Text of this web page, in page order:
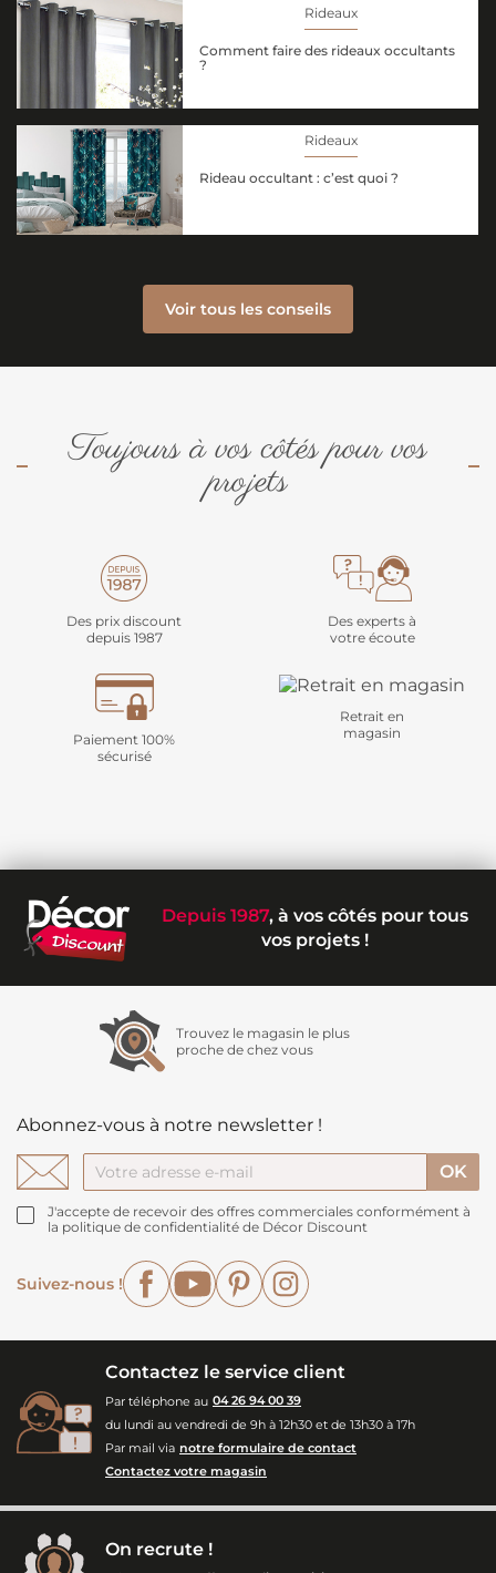
Rideaux
Comment faire des rideaux occultants
?
Rideaux
Rideau occultant : c’est quoi ?
Voir tous les conseils
Toujours à vos côtés pour vos
projets
Des prix discount
depuis 1987
Des experts à
votre écoute
Paiement 100%
sécurisé
Retrait en
magasin
Depuis 1987, à vos côtés pour tous
vos projets !
Trouvez le magasin le plus
proche de chez vous
Abonnez-vous à notre newsletter !
J'accepte de recevoir des offres commerciales conformément à
la politique de confidentialité de Décor Discount
Suivez-nous !
FacebookYouTubePinterest
Contactez le service client
Par téléphone au 04 26 94 00 39
du lundi au vendredi de 9h à 12h30 et de 13h30 à 17h
Par mail via notre formulaire de contact
Contactez votre magasin
On recrute !